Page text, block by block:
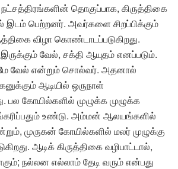
தொகுப்பாக, கிருத்திகை
இடம் பெற்றனர். அவர்களை சிறப்பிக்கும்
விழா கொண்டாடப்படுகிறது.
வேல், சக்தி ஆயுதம் எனப்படும்.
வேல் என்றும் சொல்வர். அதனால்
ஆடியில் ஒருநாள்
பல கோயில்களில் முழுக்க முழுக்க
உண்டு. அம்மன் ஆலயங்களில்
முருகன் கோயில்களில் மலர் முழுக்கு
ஆடிக் கிருத்திகை வழிபாட்டால்,
நல்லன எல்லாம் தேடி வரும் என்பது